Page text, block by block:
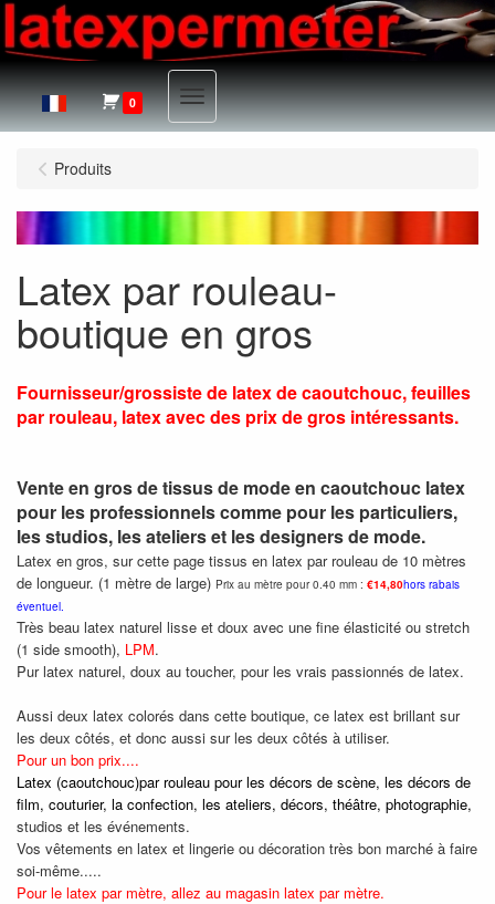
0 Menu
Produits
Latex par rouleau-
boutique en gros
Fournisseur/grossiste de latex de caoutchouc, feuilles
par rouleau, latex avec des prix de gros intéressants.
Vente en gros de tissus de mode en caoutchouc latex
pour les professionnels comme pour les particuliers,
les studios, les ateliers et les designers de mode.
Latex en gros, sur cette page tissus en latex par rouleau de 10 mètres
de longueur. (1 mètre de large) Prix au mètre pour 0.40 mm : €14,80hors rabais
éventuel.
Très beau latex naturel lisse et doux avec une fine élasticité ou stretch
(1 side smooth), LPM.
Pur latex naturel, doux au toucher, pour les vrais passionnés de latex.
Aussi deux latex colorés dans cette boutique, ce latex est brillant sur
les deux côtés, et donc aussi sur les deux côtés à utiliser.
Pour un bon prix....
Latex (caoutchouc)par rouleau pour les décors de scène, les décors de
film, couturier, la confection, les ateliers, décors, théâtre, photographie,
studios et les événements.
Vos vêtements en latex et lingerie ou décoration très bon marché à faire
soi-même.....
Pour le latex par mètre, allez au magasin latex par mètre.